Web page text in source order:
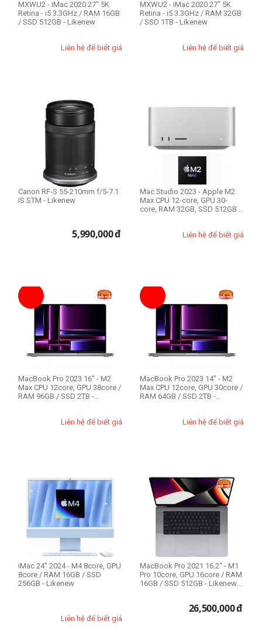
Filter Size
Size 52mm
Size 55mm
Size 58mm
Size 67mm
Size 72mm
Size 77mm
Size 95mm
3TB
Lens dùng cho
Canon
Nikon
Sony
Lens Fullframe - Crop
MXWU2 - iMac 2020 27" 5K
Retina - i5 3.3GHz / RAM 16GB
/ SSD 512GB - Likenew
Liên hệ để biết giá
MXWU2 - iMac 2020 27" 5K
Retina - i5 3.3GHz / RAM 32GB
/ SSD 1TB - Likenew
Liên hệ để biết giá
Canon RF-S 55-210mm f/5-7.1
IS STM - Likenew
5,990,000đ
Mac Studio 2023 - Apple M2
Max CPU 12-core, GPU 30-
core, RAM 32GB, SSD 512GB -
Liên hệ để biết giá
MacBook Pro 2023 16" - M2
Max CPU 12core, GPU 38core /
RAM 96GB / SSD 2TB -
Liên hệ để biết giá
MacBook Pro 2023 14" - M2
Max CPU 12core, GPU 30core /
RAM 64GB / SSD 2TB -
Liên hệ để biết giá
iMac 24" 2024 - M4 8core, GPU
8core / RAM 16GB / SSD
256GB - Likenew
Liên hệ để biết giá
MacBook Pro 2021 16.2" - M1
Pro 10core, GPU 16core / RAM
16GB / SSD 512GB - Likenew
26,500,000đ